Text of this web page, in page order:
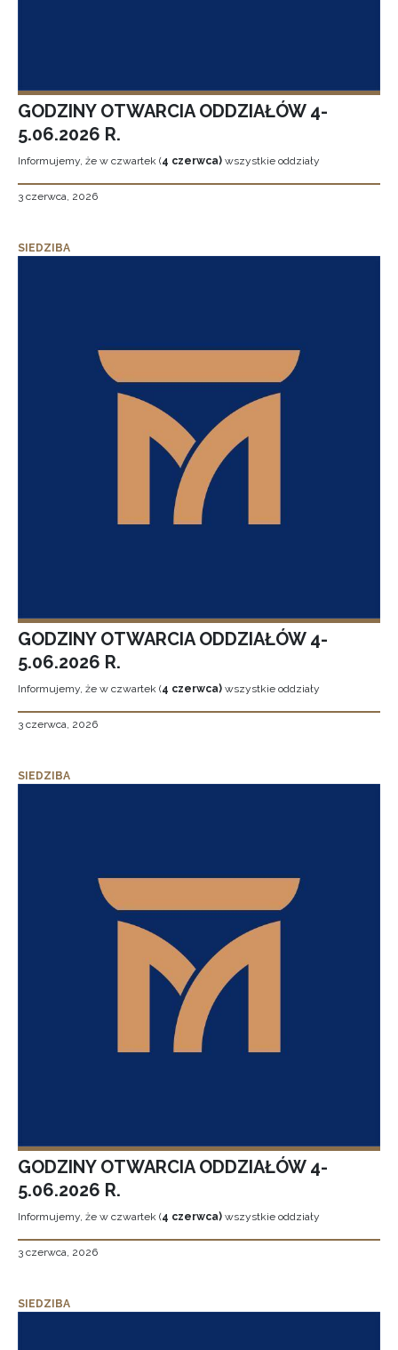
GODZINY OTWARCIA ODDZIAŁÓW 4-
5.06.2026 R.
Informujemy, że w czwartek (4 czerwca) wszystkie oddziały
3 czerwca, 2026
SIEDZIBA
GODZINY OTWARCIA ODDZIAŁÓW 4-
5.06.2026 R.
Informujemy, że w czwartek (4 czerwca) wszystkie oddziały
3 czerwca, 2026
SIEDZIBA
GODZINY OTWARCIA ODDZIAŁÓW 4-
5.06.2026 R.
Informujemy, że w czwartek (4 czerwca) wszystkie oddziały
3 czerwca, 2026
SIEDZIBA